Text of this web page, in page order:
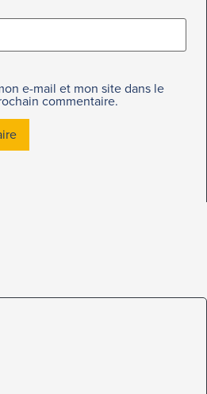
e-mail et mon site dans le
commentaire.